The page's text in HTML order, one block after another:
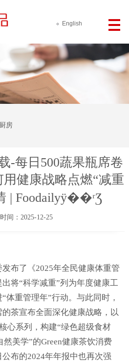
English
房
-每日500蔬果瓶席卷
健康战略点燃“减重
| Foodailyÿ��ʳƷ
间：2025-12-25
布了《2025年全民健康体重管
将“科学减重”列为年度健康工
体重管理年”行动。与此同时，
茶宣布全面深化健康战略，以
心系列，构建“绿色超级食材
美学”的Green健康茶饮消费
布的2024年年报中也再次强